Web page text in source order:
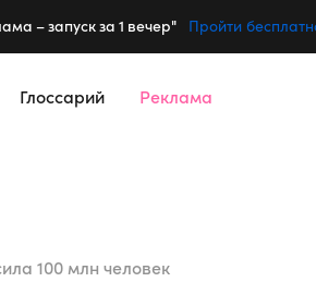
– запуск за 1 вечер" Пройти
Глоссарий Реклама
100 млн человек